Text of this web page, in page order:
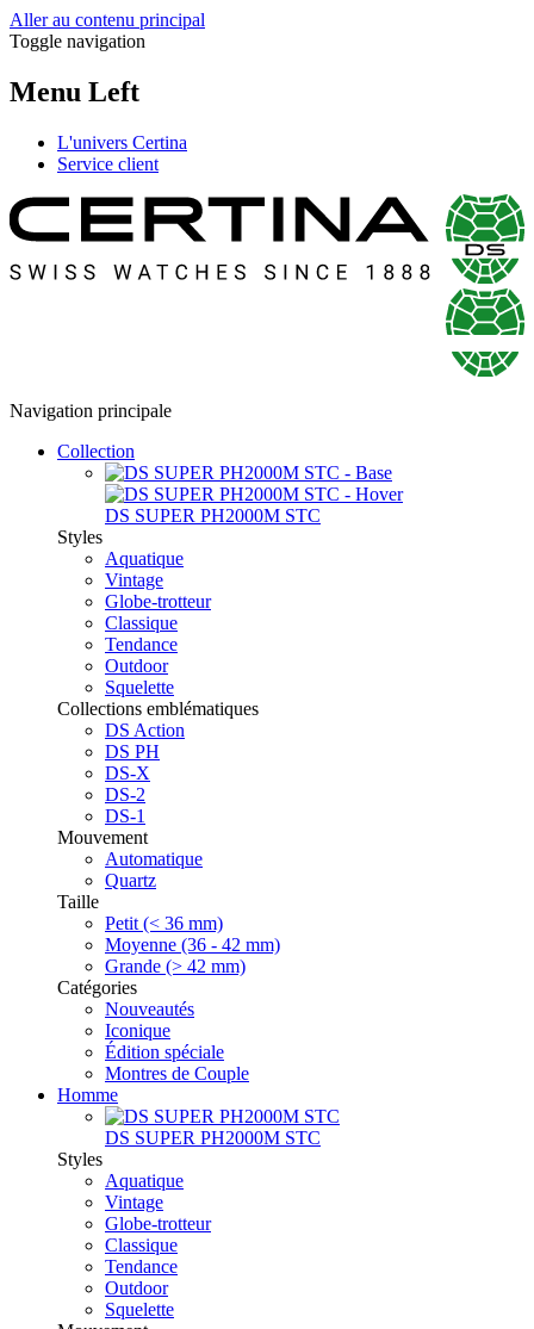
Aller au contenu principal
Toggle navigation
Menu Left
L'univers Certina
Service client
Navigation principale
Collection
DS SUPER PH2000M STC
Styles
Aquatique
Vintage
Globe-trotteur
Classique
Tendance
Outdoor
Squelette
Collections emblématiques
DS Action
DS PH
DS-X
DS-2
DS-1
Mouvement
Automatique
Quartz
Taille
Petit (< 36 mm)
Moyenne (36 - 42 mm)
Grande (> 42 mm)
Catégories
Nouveautés
Iconique
Édition spéciale
Montres de Couple
Homme
DS SUPER PH2000M STC
Styles
Aquatique
Vintage
Globe-trotteur
Classique
Tendance
Outdoor
Squelette